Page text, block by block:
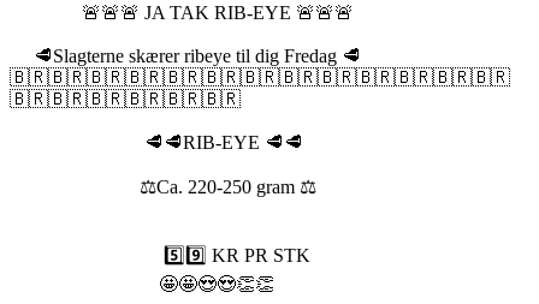
🚨🚨🚨 JA TAK RIB-EYE 🚨🚨🚨
🥩Slagterne skærer ribeye til dig Fredag 🥩
🇧🇷🇧🇷🇧🇷🇧🇷🇧🇷🇧🇷🇧🇷🇧🇷🇧🇷🇧🇷🇧🇷🇧🇷🇧🇷
🇧🇷🇧🇷🇧🇷🇧🇷🇧🇷🇧🇷
🥩🥩RIB-EYE 🥩🥩
⚖️Ca. 220-250 gram ⚖️
5️⃣9️⃣ KR PR STK
🤩🤩😍😍👏👏